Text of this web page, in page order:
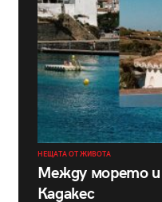
НЕЩАТА ОТ ЖИВОТА
Между морето и
Кадакес